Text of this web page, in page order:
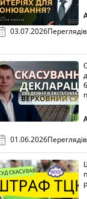
03.07.2026
01.06.2026